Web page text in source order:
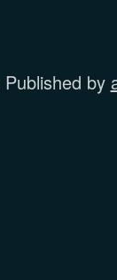
Published by